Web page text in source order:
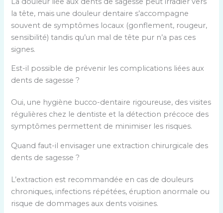
la tête, mais une douleur dentaire s’accompagne
souvent de symptômes locaux (gonflement, rougeur,
sensibilité) tandis qu’un mal de tête pur n’a pas ces
signes.
Est-il possible de prévenir les complications liées aux
dents de sagesse ?
Oui, une hygiène bucco-dentaire rigoureuse, des visites
régulières chez le dentiste et la détection précoce des
symptômes permettent de minimiser les risques.
Quand faut-il envisager une extraction chirurgicale des
dents de sagesse ?
L’extraction est recommandée en cas de douleurs
chroniques, infections répétées, éruption anormale ou
risque de dommages aux dents voisines.